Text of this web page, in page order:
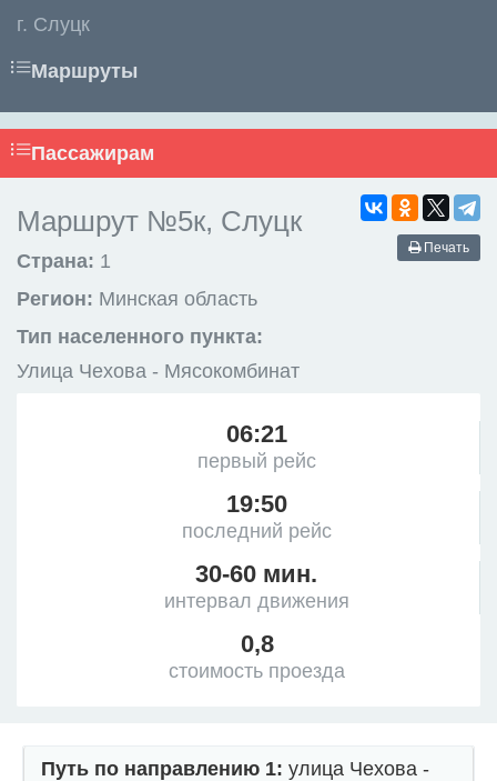
г. Слуцк
Маршруты
Пассажирам
Печать
Маршрут №5к, Слуцк
Страна: 1
Регион: Минская область
Тип населенного пункта:
Улица Чехова - Мясокомбинат
06:21
первый рейс
19:50
последний рейс
30-60 мин.
интервал движения
0,8
стоимость проезда
Путь по направлению 1: улица Чехова -